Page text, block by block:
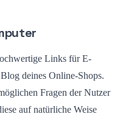
Links für E-
deines Online-Shops.
Fragen der Nutzer
auf natürliche Weise